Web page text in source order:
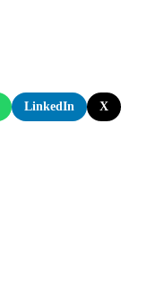
LinkedIn X